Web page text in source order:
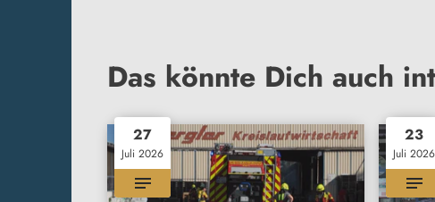
Das könnte Dich auch
27
Juli 2026
23
Juli 2026